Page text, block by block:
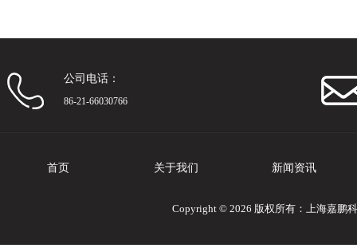
公司电话：
86-21-66030766
首页 关于我们 新闻资讯
Copyright © 2026 版权所有：上海嘉鹏